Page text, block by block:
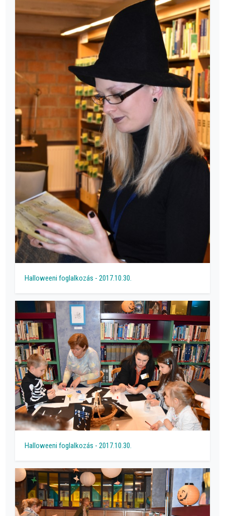
Halloweeni foglalkozás - 2017.10.30.
Halloweeni foglalkozás - 2017.10.30.